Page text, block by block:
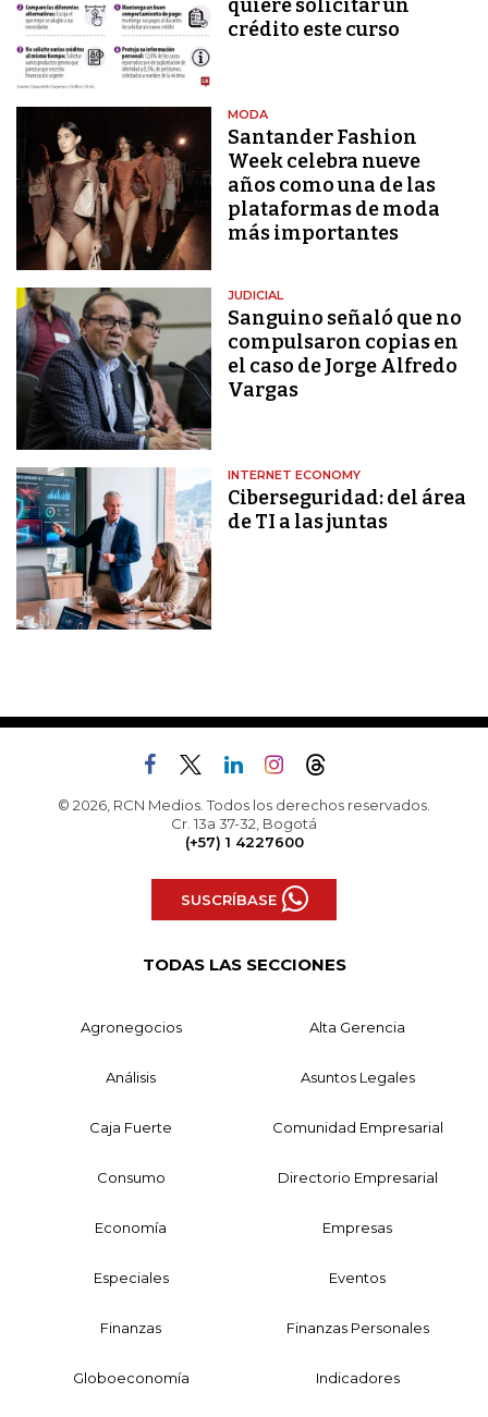
quiere solicitar un
crédito este curso
MODA
Santander Fashion
Week celebra nueve
años como una de las
plataformas de moda
más importantes
JUDICIAL
Sanguino señaló que no
compulsaron copias en
el caso de Jorge Alfredo
Vargas
INTERNET ECONOMY
Ciberseguridad: del área
de TI a las juntas
© 2026, RCN Medios. Todos los derechos reservados.
Cr. 13a 37-32, Bogotá
(+57) 1 4227600
SUSCRÍBASE
TODAS LAS SECCIONES
Agronegocios Alta Gerencia
Análisis Asuntos Legales
Caja Fuerte Comunidad Empresarial
Consumo Directorio Empresarial
Economía Empresas
Especiales Eventos
Finanzas Finanzas Personales
Globoeconomía Indicadores